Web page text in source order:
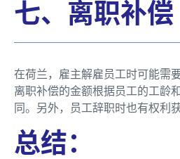
七、离职补偿
在荷兰，雇主解雇员工时可能需
离职补偿的金额根据员工的工龄
同。另外，员工辞职时也有权利
总结：